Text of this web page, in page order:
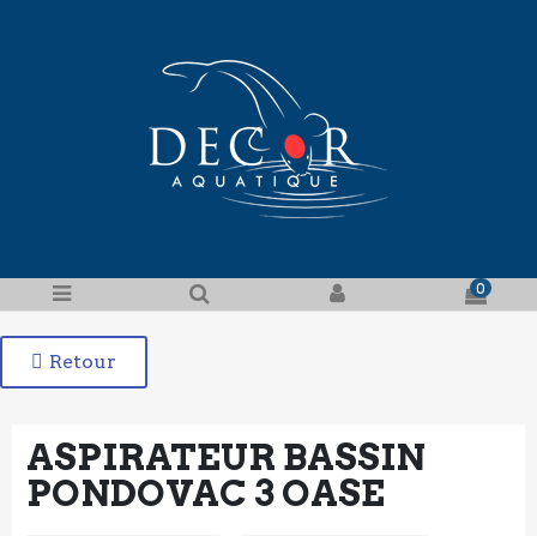
0
Retour
ASPIRATEUR BASSIN
PONDOVAC 3 OASE